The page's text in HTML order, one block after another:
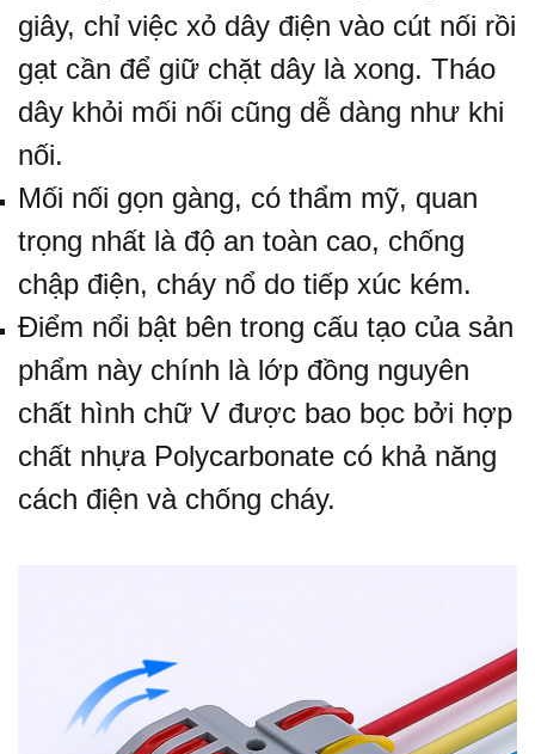
giây, chỉ việc xỏ dây điện vào cút nối rồi
gạt cần để giữ chặt dây là xong. Tháo
dây khỏi mối nối cũng dễ dàng như khi
nối.
Mối nối gọn gàng, có thẩm mỹ, quan
trọng nhất là độ an toàn cao, chống
chập điện, cháy nổ do tiếp xúc kém.
Điểm nổi bật bên trong cấu tạo của sản
phẩm này chính là lớp đồng nguyên
chất hình chữ V được bao bọc bởi hợp
chất nhựa Polycarbonate có khả năng
cách điện và chống cháy.